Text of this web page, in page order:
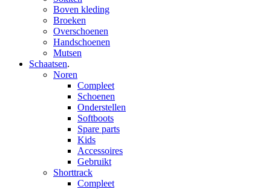
Boven kleding
Broeken
Overschoenen
Handschoenen
Mutsen
Schaatsen.
Noren
Compleet
Schoenen
Onderstellen
Softboots
Spare parts
Kids
Accessoires
Gebruikt
Shorttrack
Compleet